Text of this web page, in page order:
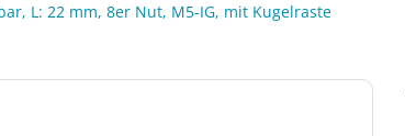
L: 22 mm, 8er Nut, M5-IG, mit Kugelraste